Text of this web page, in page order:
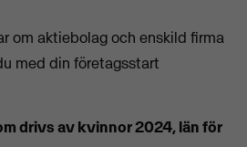
om aktiebolag och enskild firma
med din företagsstart
drivs av kvinnor 2024, län för